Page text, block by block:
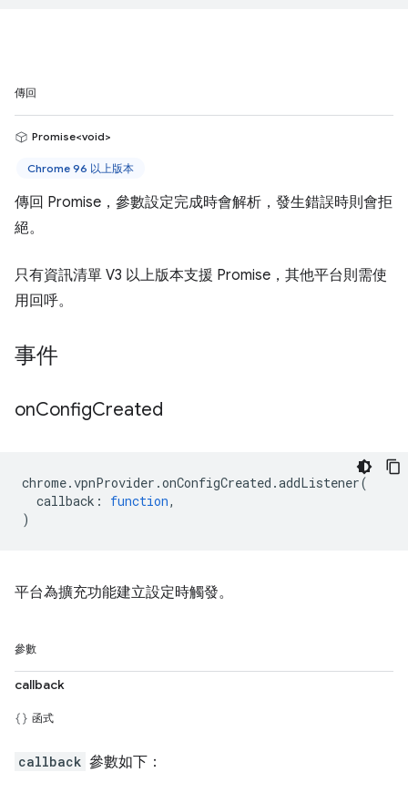
傳回
Promise<void>
Chrome 96 以上版本
傳回 Promise，參數設定完成時會解析，發生錯誤時則會拒
絕。
只有資訊清單 V3 以上版本支援 Promise，其他平台則需使
用回呼。
事件
onConfigCreated
chrome.vpnProvider .onConfigCreated .addListener(
callback : function,
)
平台為擴充功能建立設定時觸發。
參數
callback
函式
callback 參數如下：